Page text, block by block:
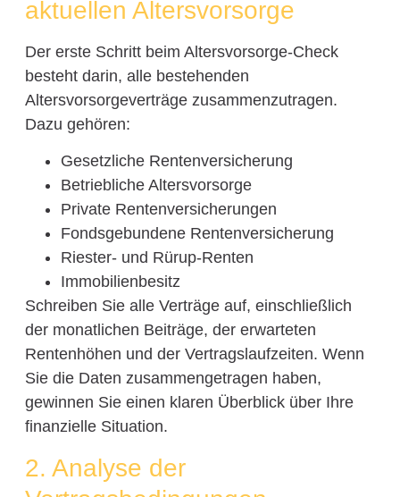
aktuellen Altersvorsorge
Der erste Schritt beim Altersvorsorge-Check
besteht darin, alle bestehenden
Altersvorsorgeverträge zusammenzutragen.
Dazu gehören:
Gesetzliche Rentenversicherung
Betriebliche Altersvorsorge
Private Rentenversicherungen
Fondsgebundene Rentenversicherung
Riester- und Rürup-Renten
Immobilienbesitz
Schreiben Sie alle Verträge auf, einschließlich
der monatlichen Beiträge, der erwarteten
Rentenhöhen und der Vertragslaufzeiten. Wenn
Sie die Daten zusammengetragen haben,
gewinnen Sie einen klaren Überblick über Ihre
finanzielle Situation.
2. Analyse der